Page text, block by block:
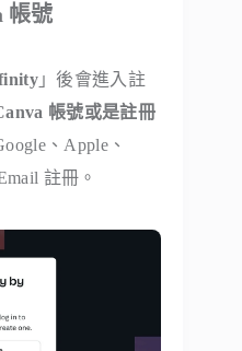
帳號
」後會進入註
帳號或是註冊
、Apple、
註冊。